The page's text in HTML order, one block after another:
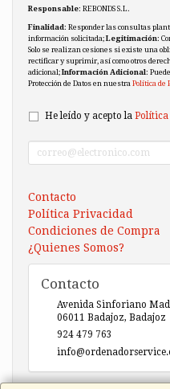
Responsable: REBONDS S.L.
Finalidad: Responder las consultas
información solicitada;Legitimación:
Solo se realizan cesiones si existe una
rectificar y suprimir, así como otros
adicional;Información Adicional:
Protección de Datos en nuestra Política de
He leído y acepto la
Contacto
Política Privacidad
Condiciones de Compra
¿Quienes Somos?
Contacto
Avenida Sinforiano
06011 Badajoz, Badajoz
924 479 763